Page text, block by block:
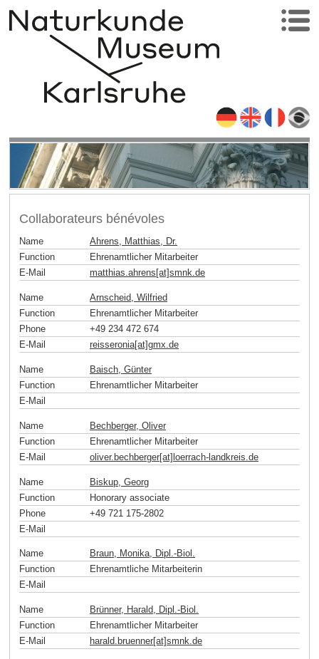
Collaborateurs bénévoles
Name
Ahrens, Matthias, Dr.
Function
Ehrenamtlicher Mitarbeiter
E-Mail
matthias.ahrens[at]smnk.de
Name
Arnscheid, Wilfried
Function
Ehrenamtlicher Mitarbeiter
Phone
+49 234 472 674
E-Mail
reisseronia[at]gmx.de
Name
Baisch, Günter
Function
Ehrenamtlicher Mitarbeiter
E-Mail
Name
Bechberger, Oliver
Function
Ehrenamtlicher Mitarbeiter
E-Mail
oliver.bechberger[at]loerrach-landkreis de
Name
Biskup, Georg
Function
Honorary associate
Phone
+49 721 175-2802
E-Mail
Name
Braun, Monika, Dipl.-Biol.
Function
Ehrenamtliche Mitarbeiterin
E-Mail
Name
Brünner, Harald, Dipl.-Biol.
Function
Ehrenamtlicher Mitarbeiter
E-Mail
harald.bruenner[at]smnk.de